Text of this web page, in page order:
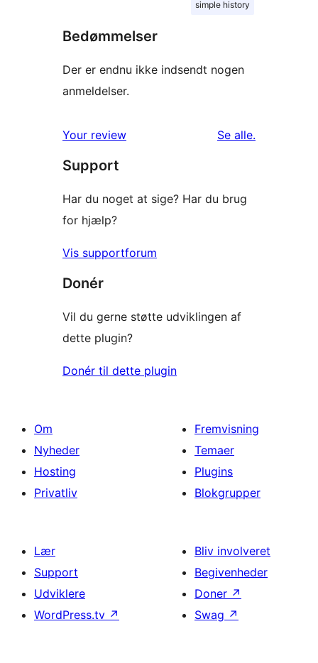
simple history
Bedømmelser
Der er endnu ikke indsendt nogen
anmeldelser.
Your review Se alleanmeldelser
.
Support
Har du noget at sige? Har du brug
for hjælp?
Vis supportforum
Donér
Vil du gerne støtte udviklingen af
dette plugin?
Donér til dette plugin
Om
Nyheder
Hosting
Privatliv
Fremvisning
Temaer
Plugins
Blokgrupper
Lær
Support
Udviklere
WordPress.tv ↗
Bliv involveret
Begivenheder
Doner ↗
Swag ↗